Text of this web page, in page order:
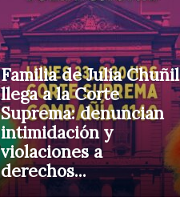
Familia de Julia Chuñil
llega a la Corte
Suprema: denuncian
intimidación y
violaciones a
derechos...